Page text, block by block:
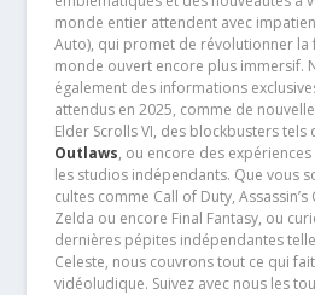
monde entier attendent avec
Auto), qui promet de révolutionner la
monde ouvert encore plus immersif.
également des informations
attendus en 2025, comme de
Elder Scrolls VI, des blockbusters tels
Outlaws, ou encore des
les studios indépendants. Que vous
cultes comme Call of Duty,
Zelda ou encore Final Fantasy, ou
dernières pépites indépendantes
Celeste, nous couvrons tout ce qui
vidéoludique. Suivez avec nous les